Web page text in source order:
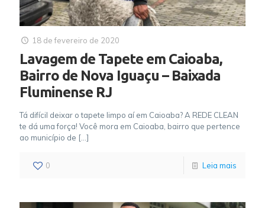
18 de fevereiro de 2020
Lavagem de Tapete em Caioaba,
Bairro de Nova Iguaçu – Baixada
Fluminense RJ
Tá difícil deixar o tapete limpo aí em Caioaba? A REDE CLEAN
te dá uma força! Você mora em Caioaba, bairro que pertence
ao município de […]
0 Leia mais